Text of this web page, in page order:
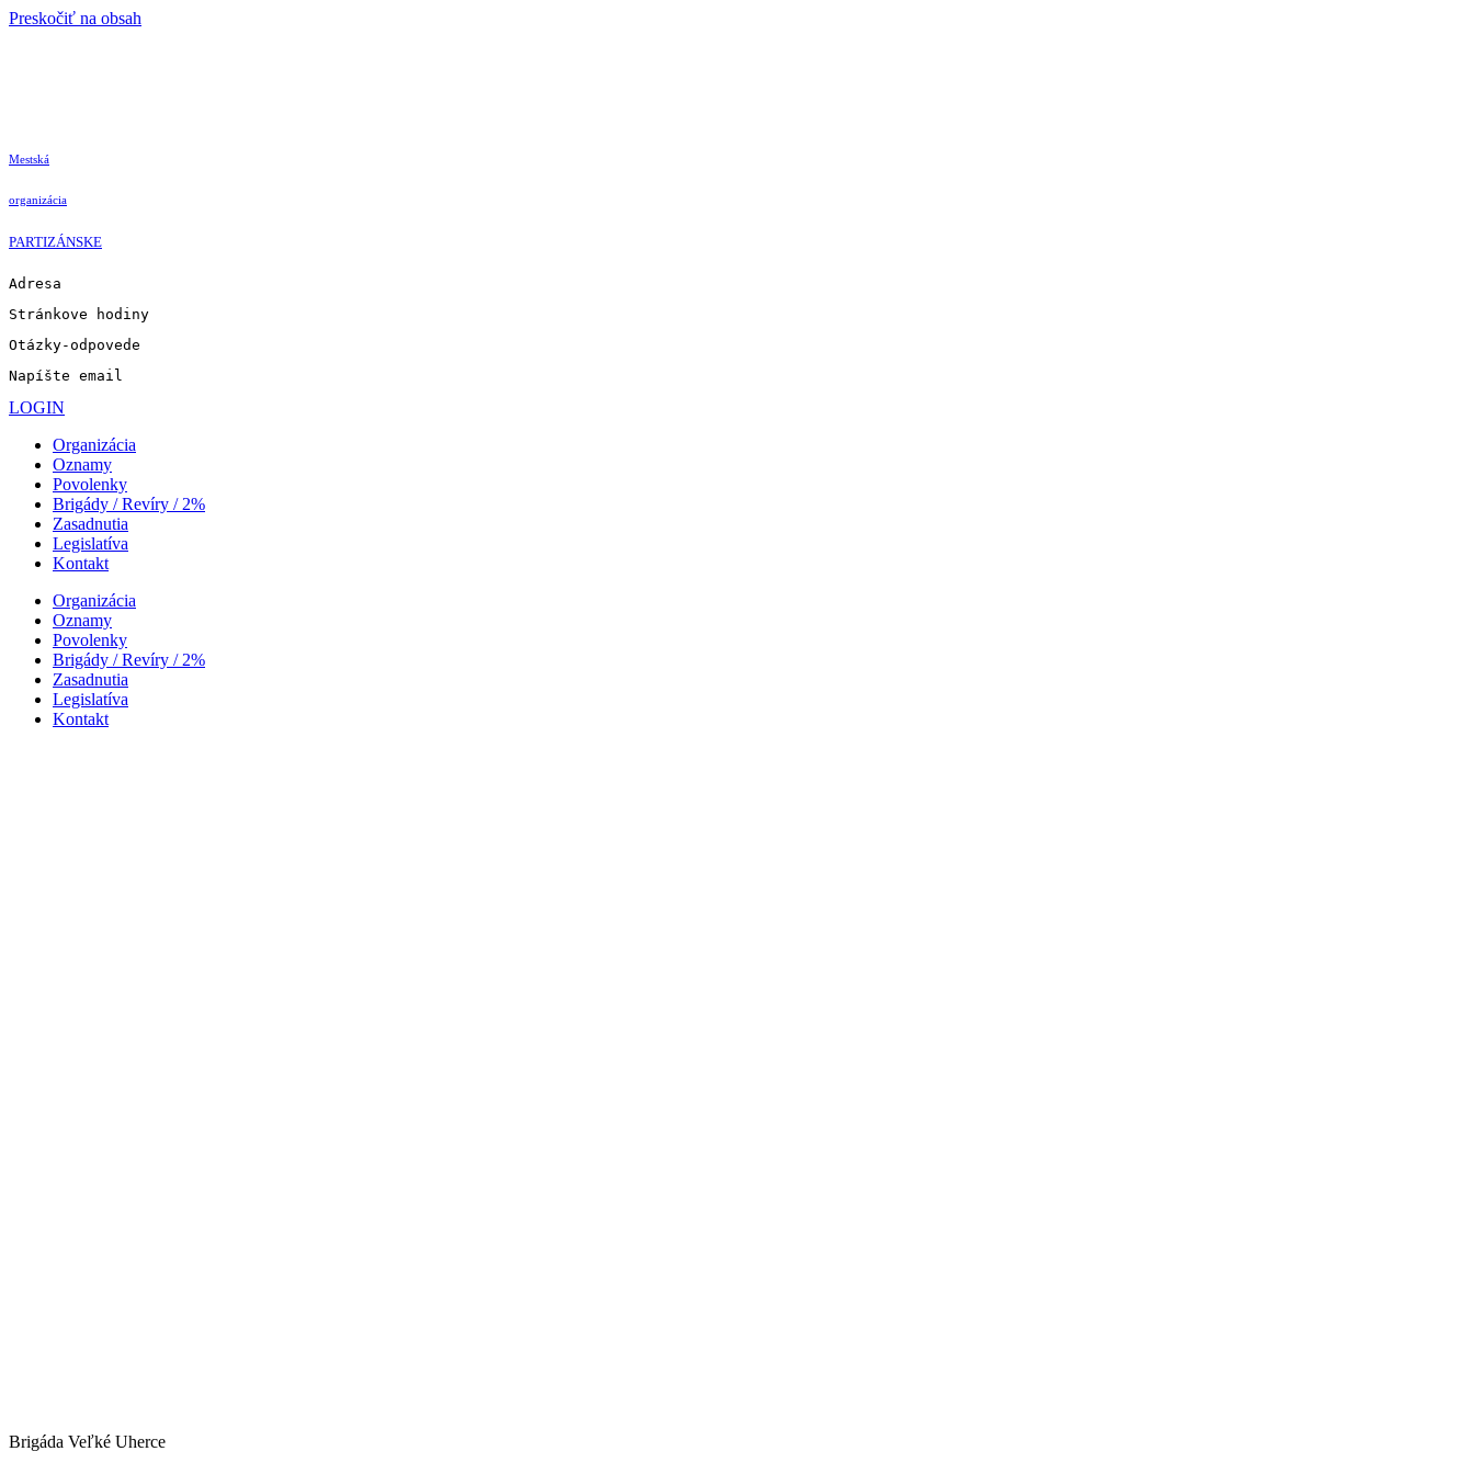
Preskočiť na obsah
Mestská
organizácia
PARTIZÁNSKE
Adresa
Stránkove hodiny
Otázky-odpovede
Napíšte email
LOGIN
Organizácia
Oznamy
Povolenky
Brigády / Revíry / 2%
Zasadnutia
Legislatíva
Kontakt
Organizácia
Oznamy
Povolenky
Brigády / Revíry / 2%
Zasadnutia
Legislatíva
Kontakt
Brigáda Veľké Uherce